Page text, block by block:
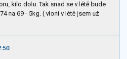
kilo dolu. Tak snad se v létě bude
na 69 - 5kg. ( vloni v létě jsem už